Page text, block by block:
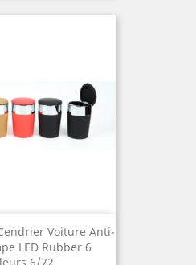
Voiture Anti-
LED Rubber 6